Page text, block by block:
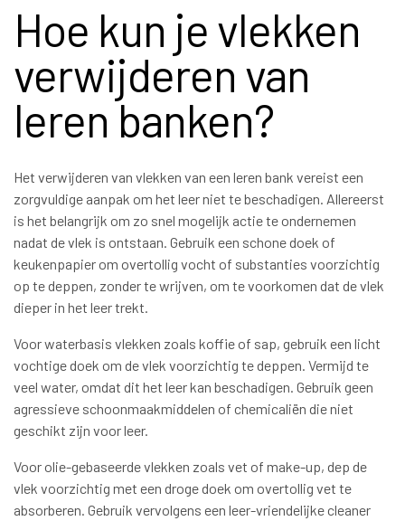
Hoe kun je vlekken
verwijderen van
leren banken?
Het verwijderen van vlekken van een leren bank vereist een
zorgvuldige aanpak om het leer niet te beschadigen. Allereerst
is het belangrijk om zo snel mogelijk actie te ondernemen
nadat de vlek is ontstaan. Gebruik een schone doek of
keukenpapier om overtollig vocht of substanties voorzichtig
op te deppen, zonder te wrijven, om te voorkomen dat de vlek
dieper in het leer trekt.
Voor waterbasis vlekken zoals koffie of sap, gebruik een licht
vochtige doek om de vlek voorzichtig te deppen. Vermijd te
veel water, omdat dit het leer kan beschadigen. Gebruik geen
agressieve schoonmaakmiddelen of chemicaliën die niet
geschikt zijn voor leer.
Voor olie-gebaseerde vlekken zoals vet of make-up, dep de
vlek voorzichtig met een droge doek om overtollig vet te
absorberen. Gebruik vervolgens een leer-vriendelijke cleaner